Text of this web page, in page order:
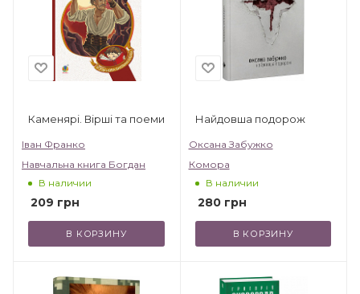
Каменярі. Вірші та поеми
Іван Франко
Навчальна книга Богдан
В наличии
209 грн
В КОРЗИНУ
Найдовша подорож
Оксана Забужко
Комора
В наличии
280грн
В КОРЗИНУ